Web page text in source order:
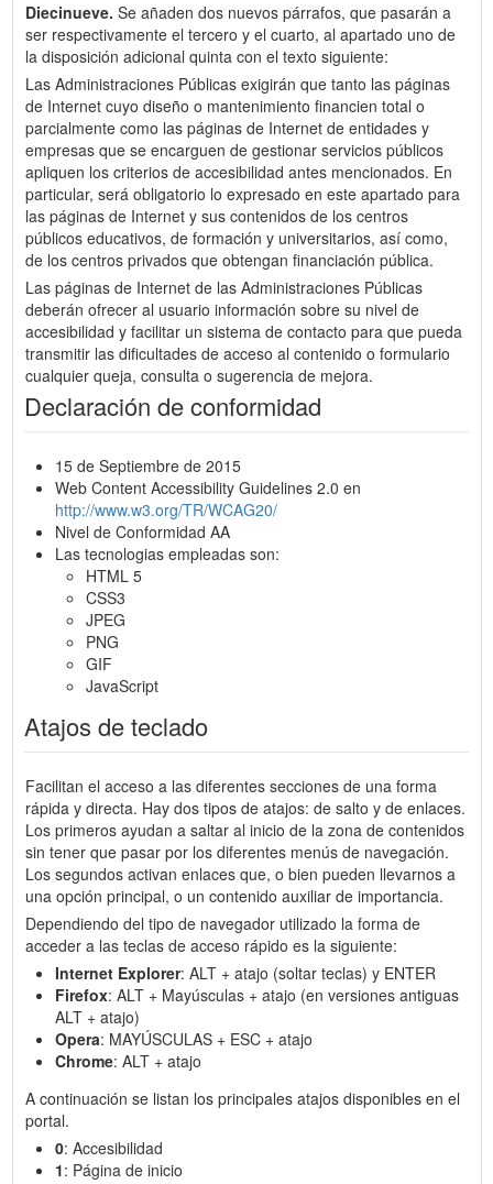
Diecinueve. Se añaden dos nuevos párrafos, que pasarán a
ser respectivamente el tercero y el cuarto, al apartado uno de
la disposición adicional quinta con el texto siguiente:
Las Administraciones Públicas exigirán que tanto las páginas
de Internet cuyo diseño o mantenimiento financien total o
parcialmente como las páginas de Internet de entidades y
empresas que se encarguen de gestionar servicios públicos
apliquen los criterios de accesibilidad antes mencionados. En
particular, será obligatorio lo expresado en este apartado para
las páginas de Internet y sus contenidos de los centros
públicos educativos, de formación y universitarios, así como,
de los centros privados que obtengan financiación pública.
Las páginas de Internet de las Administraciones Públicas
deberán ofrecer al usuario información sobre su nivel de
accesibilidad y facilitar un sistema de contacto para que pueda
transmitir las dificultades de acceso al contenido o formulario
cualquier queja, consulta o sugerencia de mejora.
Declaración de conformidad
15 de Septiembre de 2015
Web Content Accessibility Guidelines 2.0 en
http://www.w3.org/TR/WCAG20/
Nivel de Conformidad AA
Las tecnologias empleadas son:
HTML 5
CSS3
JPEG
PNG
GIF
JavaScript
Atajos de teclado
Facilitan el acceso a las diferentes secciones de una forma
rápida y directa. Hay dos tipos de atajos: de salto y de enlaces.
Los primeros ayudan a saltar al inicio de la zona de contenidos
sin tener que pasar por los diferentes menús de navegación.
Los segundos activan enlaces que, o bien pueden llevarnos a
una opción principal, o un contenido auxiliar de importancia.
Dependiendo del tipo de navegador utilizado la forma de
acceder a las teclas de acceso rápido es la siguiente:
Internet Explorer: ALT + atajo (soltar teclas) y ENTER
Firefox: ALT + Mayúsculas + atajo (en versiones antiguas
ALT + atajo)
Opera: MAYÚSCULAS + ESC + atajo
Chrome: ALT + atajo
A continuación se listan los principales atajos disponibles en el
portal.
0: Accesibilidad
1: Página de inicio